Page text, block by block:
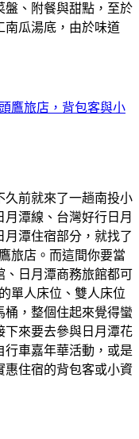
盤、附餐與甜點，至於
南瓜湯底，由於味道
鷹旅店，背包客與小
久前就來了一趟南投小
潭線、台灣好行日月
潭住宿部分，就找了
旅店。而這間你要當
、日月潭商務旅館都可
單人床位、雙人床位
，整個住起來覺得蠻
下來要去參與日月潭花
行車嘉年華活動，或是
住宿的背包客或小資